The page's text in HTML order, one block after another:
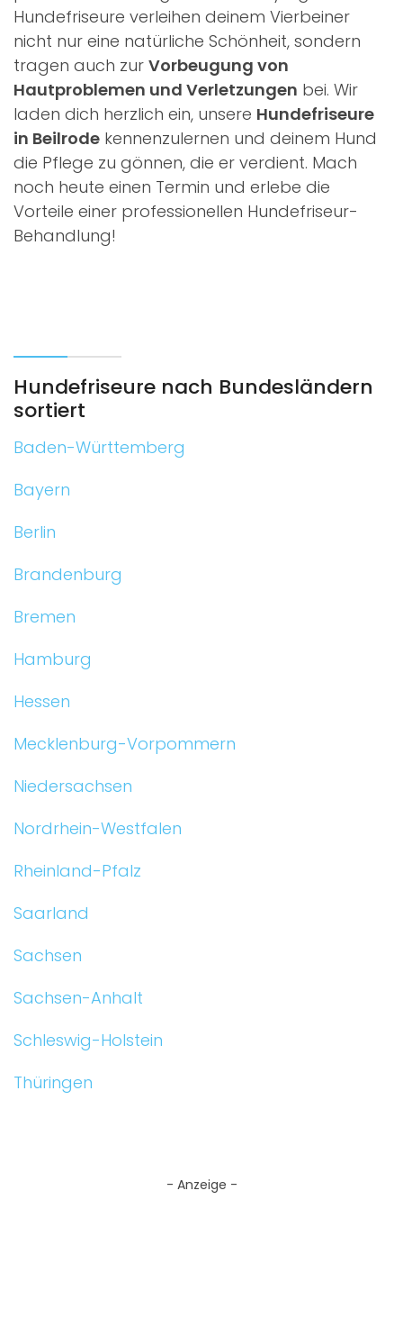
Hundefriseure verleihen deinem Vierbeiner
nicht nur eine natürliche Schönheit, sondern
tragen auch zur Vorbeugung von
Hautproblemen und Verletzungen bei. Wir
laden dich herzlich ein, unsere Hundefriseure
in Beilrode kennenzulernen und deinem Hund
die Pflege zu gönnen, die er verdient. Mach
noch heute einen Termin und erlebe die
Vorteile einer professionellen Hundefriseur-
Behandlung!
Hundefriseure nach Bundesländern
sortiert
Baden-Württemberg
Bayern
Berlin
Brandenburg
Bremen
Hamburg
Hessen
Mecklenburg-Vorpommern
Niedersachsen
Nordrhein-Westfalen
Rheinland-Pfalz
Saarland
Sachsen
Sachsen-Anhalt
Schleswig-Holstein
Thüringen
- Anzeige -